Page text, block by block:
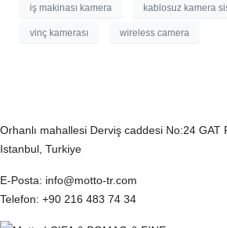
iş makinası kamera kablosuz kamera
vinç kamerası wireless camera
Orhanlı mahallesi Derviş caddesi No:24 GAT
Istanbul, Turkiye
E-Posta: info@motto-tr.com
Telefon: +90 216 483 74 34